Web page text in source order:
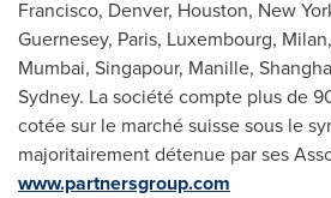
Francisco, Denver, Houston, New
Guernesey, Paris, Luxembourg, Milan,
Mumbai, Singapour, Manille,
Sydney. La société compte plus de
cotée sur le marché suisse sous le
majoritairement détenue par ses
www.partnersgroup.com